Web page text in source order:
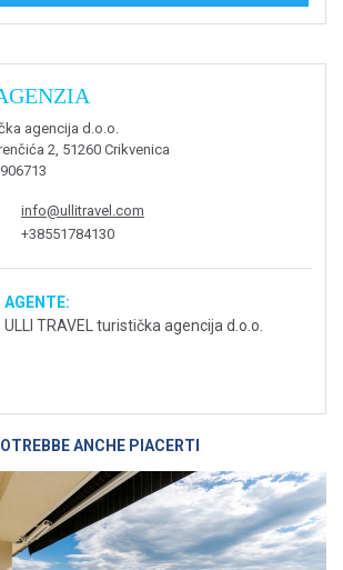
agencija d.o.o.
2, 51260 Crikvenica
info@ullitravel.com
+38551784130
AGENTE:
ULLI TRAVEL turistička agencija d.o.o.
ANCHE PIACERTI